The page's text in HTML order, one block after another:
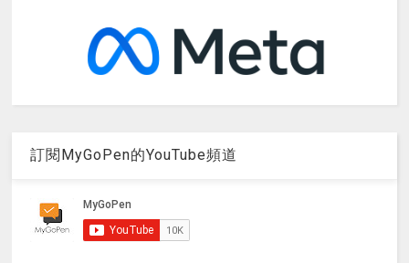
訂閱MyGoPen的YouTube頻道